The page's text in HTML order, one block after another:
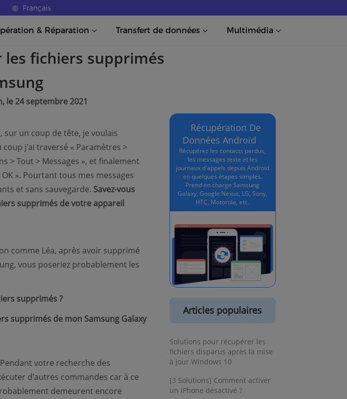
Français
& Réparation Transfert de données Multimédia
fichiers supprimés
le 24 septembre 2021
sur un coup de tête, je voulais
j'ai traversé « Paramètres >
> Tout > Messages », et finalement
». Pourtant tous mes messages
et sans sauvegarde. Savez-vous
supprimés de votre appareil
comme Léa, après avoir supprimé
vous poseriez probablement les
supprimés ?
supprimés de mon Samsung Galaxy
votre recherche des
d'autres commandes car à ce
demeurent encore
Récupération De
Données Android
Récupérez les contacts perdus,
les messages texte et les
journaux d'appels depuis Android
en quelques étapes simples.
Prend en charge Samsung
Galaxy, Google Nexus, LG, Sony,
HTC, Motorola, etc.
Articles populaires
Solutions pour récupérer les
fichiers disparus après la mise
à jour Windows 10
[3 Solutions] Comment activer
un iPhone désactivé ?